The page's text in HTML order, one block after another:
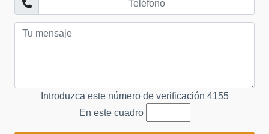
Introduzca este número de verificación 4155
En este cuadro